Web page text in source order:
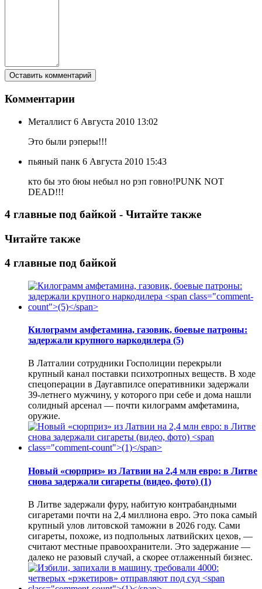
Комментарии
Металлист 6 Августа 2010 13:02
Это были рэперы!!!
пьяный панк 6 Августа 2010 15:43
кто бы это бюы небыл но рэп говно!PUNK NOT
DEAD!!!
4 главные под байкой - Читайте также
Читайте также
4 главные под байкой
Килограмм амфетамина, газовик, боевые патроны:
задержали крупного наркодилера (5)
В Латгалии сотрудники Госполиции перекрыли
крупный канал поставки психотропных веществ. В ходе
спецоперации в Даугавпилсе оперативники задержали
39-летнего мужчину, у которого при себе и дома нашли
солидный арсенал — почти килограмм амфетамина,
оружие.
Новый «сюрприз» из Латвии на 2,4 млн евро: в Литве
снова задержали сигареты (видео, фото) (1)
В Литве задержали фуру, набитую контрабандными
сигаретами почти на 2,4 миллиона евро. Это пока самый
крупный улов литовской таможни в 2026 году. Сами
сигареты, похоже, из подпольных латвийских цехов, —
считают местные правоохранители. Это задержание —
далеко не разовый случай, а скорее отлаженный бизнес.